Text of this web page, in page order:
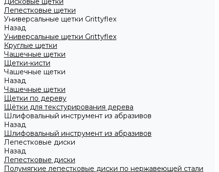
Лепестковые щетки
Универсальные щетки Grittyflex
Назад
Универсальные щетки Grittyflex
Круглые щетки
Чашечные щетки
Щетки-кисти
Чашечные щетки
Назад
Чашечные щетки
Щетки по дереву
Щётки для текстурирования дерева
Шлифовальный инструмент из абразивов
Назад
Шлифовальный инструмент из абразивов
Лепестковые диски
Назад
Лепестковые диски
Полумягкие лепестковые диски по нержавеющей стали